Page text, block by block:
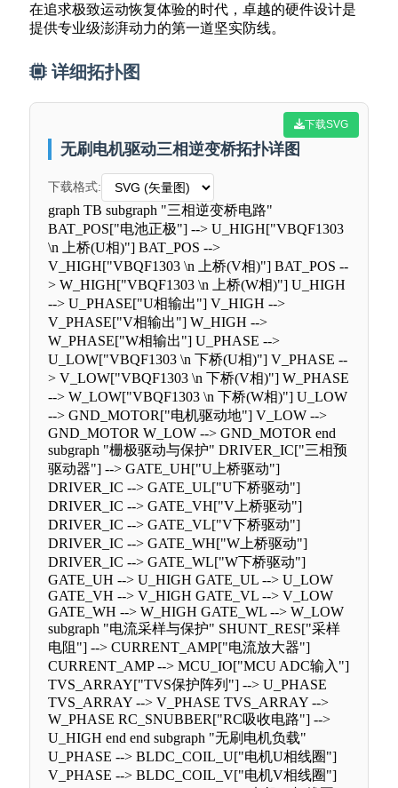
在追求极致运动恢复体验的时代，卓越的硬件设计是
提供专业级澎湃动力的第一道坚实防线。
详细拓扑图
下载SVG
无刷电机驱动三相逆变桥拓扑详图
下载格式:
graph TB subgraph "三相逆变桥电路"
BAT_POS["电池正极"] --> U_HIGH["VBQF1303
\n 上桥(U相)"] BAT_POS -->
V_HIGH["VBQF1303 \n 上桥(V相)"] BAT_POS --
> W_HIGH["VBQF1303 \n 上桥(W相)"] U_HIGH
--> U_PHASE["U相输出"] V_HIGH -->
V_PHASE["V相输出"] W_HIGH -->
W_PHASE["W相输出"] U_PHASE -->
U_LOW["VBQF1303 \n 下桥(U相)"] V_PHASE --
> V_LOW["VBQF1303 \n 下桥(V相)"] W_PHASE
--> W_LOW["VBQF1303 \n 下桥(W相)"] U_LOW
--> GND_MOTOR["电机驱动地"] V_LOW -->
GND_MOTOR W_LOW --> GND_MOTOR end
subgraph "栅极驱动与保护" DRIVER_IC["三相预
驱动器"] --> GATE_UH["U上桥驱动"]
DRIVER_IC --> GATE_UL["U下桥驱动"]
DRIVER_IC --> GATE_VH["V上桥驱动"]
DRIVER_IC --> GATE_VL["V下桥驱动"]
DRIVER_IC --> GATE_WH["W上桥驱动"]
DRIVER_IC --> GATE_WL["W下桥驱动"]
GATE_UH --> U_HIGH GATE_UL --> U_LOW
GATE_VH --> V_HIGH GATE_VL --> V_LOW
GATE_WH --> W_HIGH GATE_WL --> W_LOW
subgraph "电流采样与保护" SHUNT_RES["采样
电阻"] --> CURRENT_AMP["电流放大器"]
CURRENT_AMP --> MCU_IO["MCU ADC输入"]
TVS_ARRAY["TVS保护阵列"] --> U_PHASE
TVS_ARRAY --> V_PHASE TVS_ARRAY -->
W_PHASE RC_SNUBBER["RC吸收电路"] -->
U_HIGH end end subgraph "无刷电机负载"
U_PHASE --> BLDC_COIL_U["电机U相线圈"]
V_PHASE --> BLDC_COIL_V["电机V相线圈"]